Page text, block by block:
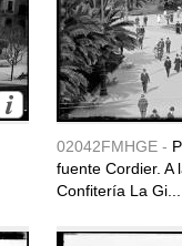
02042FMHGE -
fuente Cordier. A
Confitería La Gi...